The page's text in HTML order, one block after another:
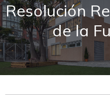
Resolución
de la